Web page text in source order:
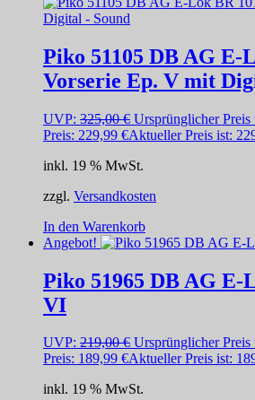
Piko 51105 DB AG E-
Vorserie Ep. V mit
UVP: 325,00€ Ursprünglicher
Preis: 229,99 €Aktueller Preis ist:
inkl. 19 % MwSt.
zzgl. Versandkosten
In den Warenkorb
Angebot!
Piko 51965 DB AG E-
VI
UVP: 219,00€ Ursprünglicher
Preis: 189,99 €Aktueller Preis ist:
inkl. 19 % MwSt.